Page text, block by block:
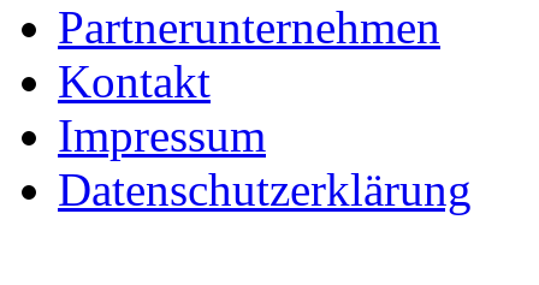
Partnerunternehmen
Kontakt
Impressum
Datenschutzerklärung